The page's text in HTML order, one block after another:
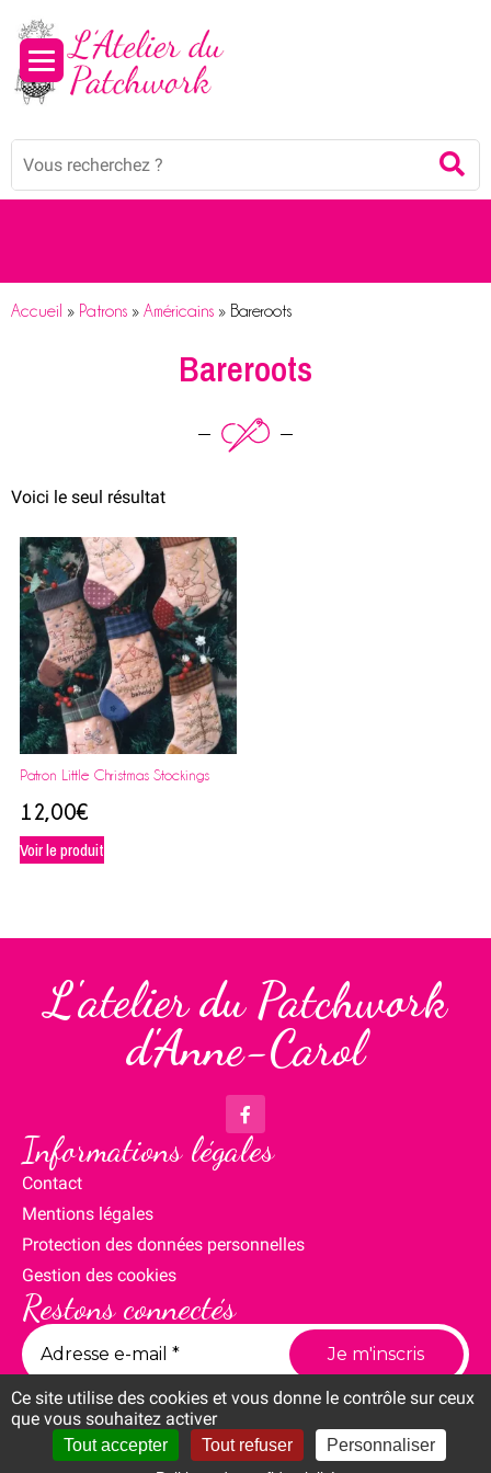
Mots
Accueil » Patrons » Américains » Bareroots
Bareroots
Voici le seul résultat
Patron Little Christmas Stockings
12,00€
Voir le produit
L'atelier du Patchwork
d'Anne-Carol
Informations légales
Contact
Mentions légales
Protection des données personnelles
Gestion des cookies
Restons connectés
Panneau de gestion des cookies
Ce site utilise des cookies et vous donne le contrôle sur ceux
que vous souhaitez activer
Tout accepter Tout refuser Personnaliser